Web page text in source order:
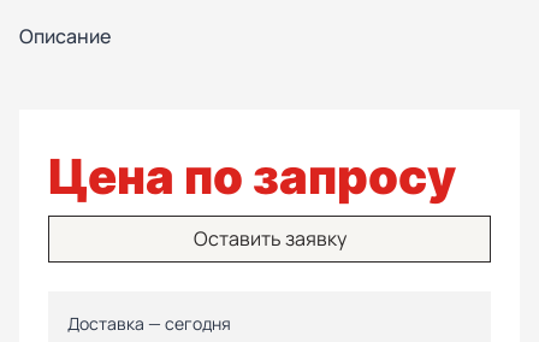
Описание
Цена по запросу
Оставить заявку
Доставка — сегодня